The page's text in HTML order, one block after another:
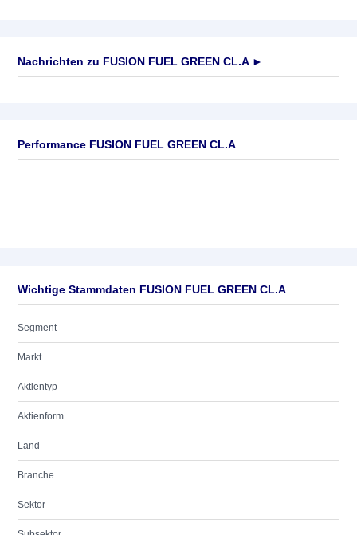
Nachrichten zu FUSION FUEL GREEN CL.A►
Performance FUSION FUEL GREEN CL.A
Wichtige Stammdaten FUSION FUEL GREEN CL.A
Segment
Markt
Aktientyp
Aktienform
Land
Branche
Sektor